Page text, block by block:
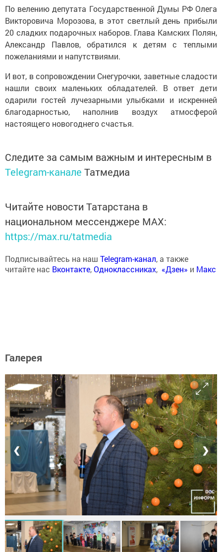
По велению депутата Государственной Думы РФ Олега
Викторовича Морозова, в этот светлый день прибыли
20 сладких подарочных наборов. Глава Камских Полян,
Александр Павлов, обратился к детям с теплыми
пожеланиями и напутствиями.
И вот, в сопровождении Снегурочки, заветные сладости
нашли своих маленьких обладателей. В ответ дети
одарили гостей лучезарными улыбками и искренней
благодарностью, наполнив воздух атмосферой
настоящего новогоднего счастья.
Следите за самым важным и интересным в
Telegram-канале Татмедиа
Читайте новости Татарстана в
национальном мессенджере MАХ:
https://max.ru/tatmedia
Подписывайтесь на наш Telegram-канал, а также
читайте нас Вконтакте,Одноклассниках, «Дзен» и Макс
Галерея
❮ ❯